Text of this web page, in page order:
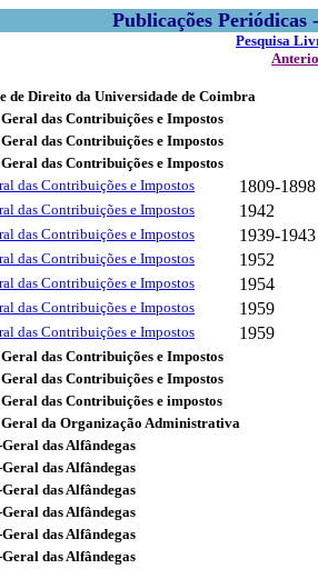
Publicações
Pesquisa
de Direito da Universidade de Coimbra
das Contribuições e Impostos
das Contribuições e Impostos
das Contribuições e Impostos
das Contribuições e Impostos
1809-1898
das Contribuições e Impostos 1942
das Contribuições e Impostos 1939-1943
das Contribuições e Impostos 1952
das Contribuições e Impostos 1954
das Contribuições e Impostos 1959
das Contribuições e Impostos 1959
das Contribuições e Impostos
das Contribuições e Impostos
das Contribuições e impostos
da Organização Administrativa
das Alfândegas
das Alfândegas
das Alfândegas
das Alfândegas
das Alfândegas
das Alfândegas